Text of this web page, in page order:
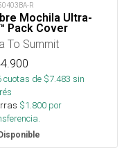
R
Mochila Ultra-
Pack Cover
To Summit
cuotas de $7.483 sin
$1.800 por
Disponible